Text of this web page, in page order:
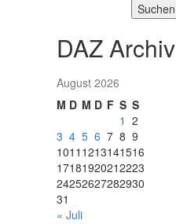
Suchen
DAZ Archiv
August 2026
M D M D F S S
1 2
3 4 5 6 7 8 9
1011 1213141516
17181920212223
24252627282930
31
« Juli